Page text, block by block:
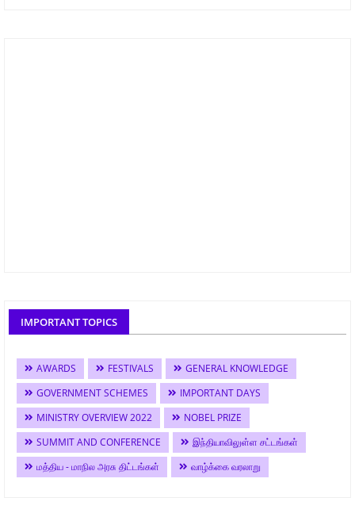
IMPORTANT TOPICS
AWARDS FESTIVALS
GENERAL KNOWLEDGE
GOVERNMENT SCHEMES
IMPORTANT DAYS
MINISTRY OVERVIEW 2022
NOBEL PRIZE
SUMMIT AND CONFERENCE
இந்தியாவிலுள்ள சட்டங்கள்
மத்திய - மாநில அரசு திட்டங்கள்
வாழ்க்கை வரலாறு